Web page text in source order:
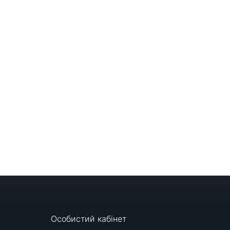
Особистий кабінет